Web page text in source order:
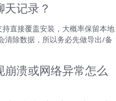
记录？
直接覆盖安装，大概率保留本地
清除数据，所以务必先做导出/备
溃或网络异常怎么